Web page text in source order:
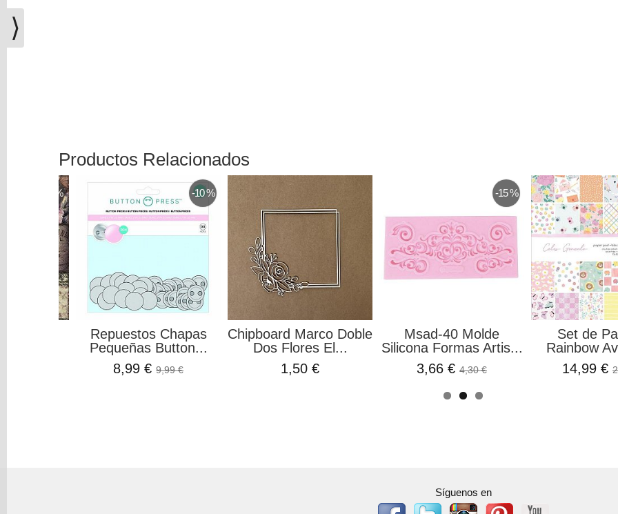
Youtube
Productos Relacionados
-10 % -10 %
Repuestos Chapas
Pequeñas Button...
8,99 €9,99 €
Chipboard Marco Doble
Dos Flores El...
1,50 €
-15 %
Msad-40 Molde
Silicona Formas Artis...
3,66 €4,30 €
Set de
Rainbow
14,99 €
Síguenos en
⟩